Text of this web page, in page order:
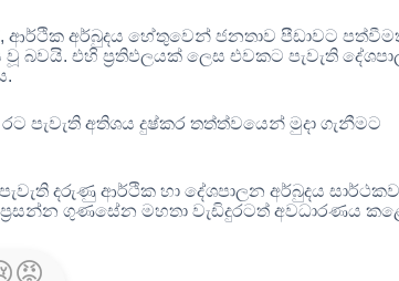
,ආර්ථික අර්බුදය හේතුවෙන් ජනතාව පීඩාවට
වූ බවයි.එහි ප්‍රතිඵලයක් ලෙස එවකට පැවැති
.
අතිශය දුෂ්කර තත්ත්වයෙන් මුදා ගැනීමට
දරුණු ආර්ථික හා දේශපාලන අර්බුදය
ගුණසේන මහතා වැඩිදුරටත් අවධාරණය
😡